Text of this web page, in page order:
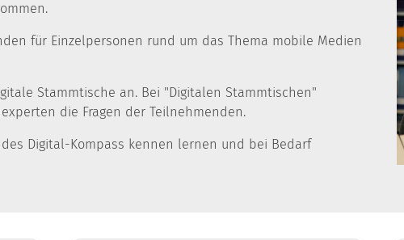
für Einzelpersonen rund um das Thema mobile Medien
Stammtische an. Bei "Digitalen Stammtischen"
die Fragen der Teilnehmenden.
Digital-Kompass kennen lernen und bei Bedarf